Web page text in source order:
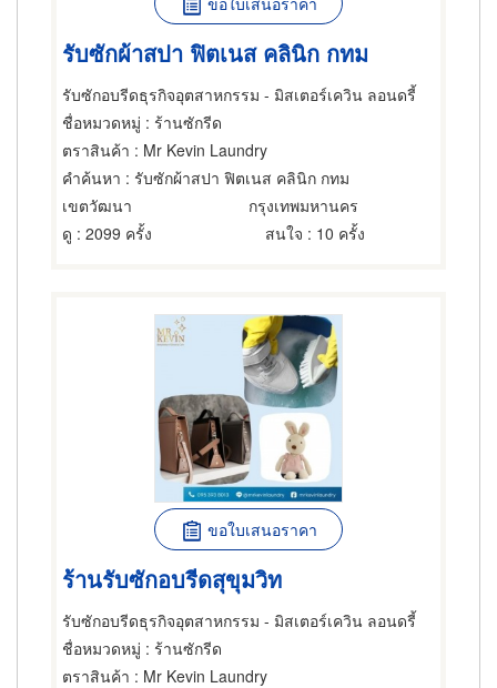
รับซักผ้าสปา ฟิตเนส คลินิก กทม
รับซักอบรีดธุรกิจอุตสาหกรรม - มิสเตอร์เควิน ลอนดรี้
ชื่อหมวดหมู่ : ร้านซักรีด
ตราสินค้า : Mr Kevin Laundry
คำค้นหา : รับซักผ้าสปา ฟิตเนส คลินิก กทม
เขตวัฒนา
กรุงเทพมหานคร
ดู : 2099 ครั้ง สนใจ : 10 ครั้ง
ขอใบเสนอราคา
ร้านรับซักอบรีดสุขุมวิท
รับซักอบรีดธุรกิจอุตสาหกรรม - มิสเตอร์เควิน ลอนดรี้
ชื่อหมวดหมู่ : ร้านซักรีด
ตราสินค้า : Mr Kevin Laundry